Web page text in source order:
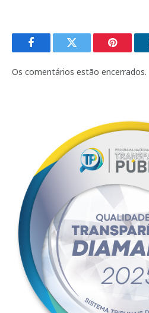
FacebookTwitter Pinterest
Os comentários estão encerrados.